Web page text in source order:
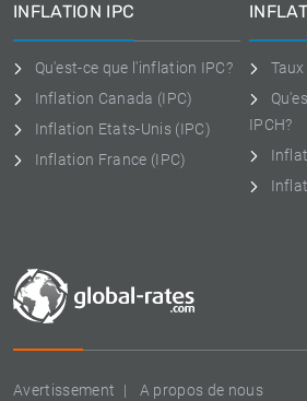
Avertissement A propos de nous
INFLATION IPC
Qu'est-ce que l'inflation IPC?
Inflation Canada (IPC)
Inflation Etats-Unis (IPC)
Inflation France (IPC)
IPCH?